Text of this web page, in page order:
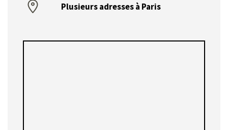
Plusieurs adresses à Paris